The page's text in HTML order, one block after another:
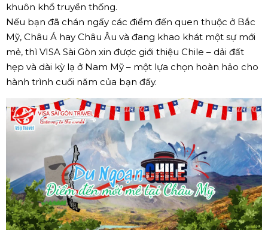
khuôn khổ truyền thống.
Nếu bạn đã chán ngấy các điểm đến quen thuộc ở Bắc
Mỹ, Châu Á hay Châu Âu và đang khao khát một sự mới
mẻ, thì VISA Sài Gòn xin được giới thiệu Chile – dải đất
hẹp và dài kỳ lạ ở Nam Mỹ – một lựa chọn hoàn hảo cho
hành trình cuối năm của bạn đấy.